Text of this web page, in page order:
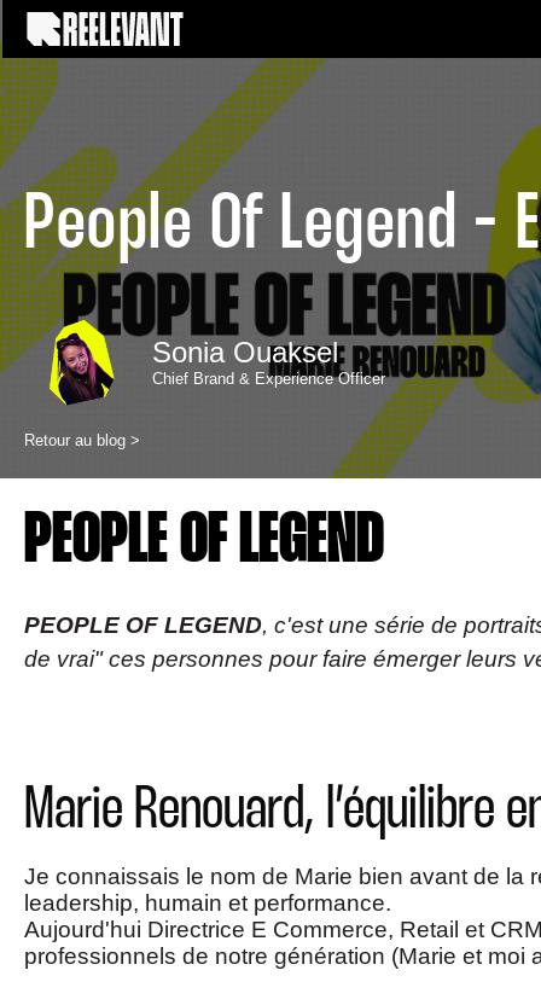
People Of Legend -
Retour au blog >
Sonia Ouaksel
Chief Brand & Experience Officer
PEOPLE OF LEGEND, c'est une série de
de vrai" ces personnes pour faire émerger leurs
PEOPLE OF LEGEND
Marie Renouard,
Je connaissais le nom de Marie bien avant de la
leadership, humain et performance.
Aujourd'hui Directrice E Commerce, Retail et
professionnels de notre génération (Marie et moi